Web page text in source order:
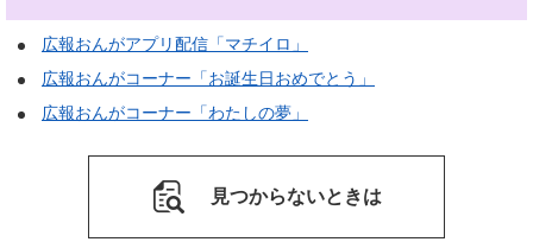
広報おんがアプリ配信「マチイロ」
広報おんがコーナー「お誕生日おめでとう」
広報おんがコーナー「わたしの夢」
見つからないときは